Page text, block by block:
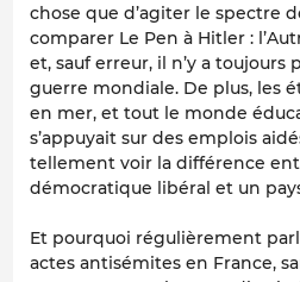
chose que d’agiter le spectre
comparer Le Pen à Hitler :
et, sauf erreur, il n’y a toujours
guerre mondiale. De plus, les
en mer, et tout le monde
s’appuyait sur des emplois
tellement voir la différence
démocratique libéral et un
Et pourquoi régulièrement
actes antisémites en France,